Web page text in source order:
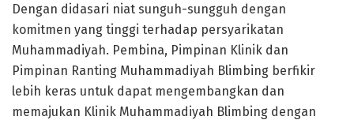
Dengan didasari niat sunguh-sungguh dengan
komitmen yang tinggi terhadap persyarikatan
Muhammadiyah. Pembina, Pimpinan Klinik dan
Pimpinan Ranting Muhammadiyah Blimbing berfikir
lebih keras untuk dapat mengembangkan dan
memajukan Klinik Muhammadiyah Blimbing dengan